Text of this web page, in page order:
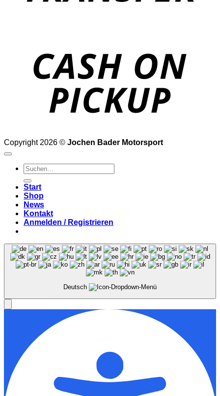
Copyright 2026 © Jochen Bader Motorsport
Suchen
nach:
Start
Shop
News
Kontakt
Anmelden / Registrieren
Deutsch